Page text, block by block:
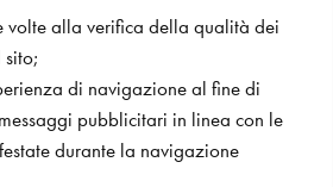
volte alla verifica della qualità dei
di navigazione al fine di
pubblicitari in linea con le
durante la navigazione